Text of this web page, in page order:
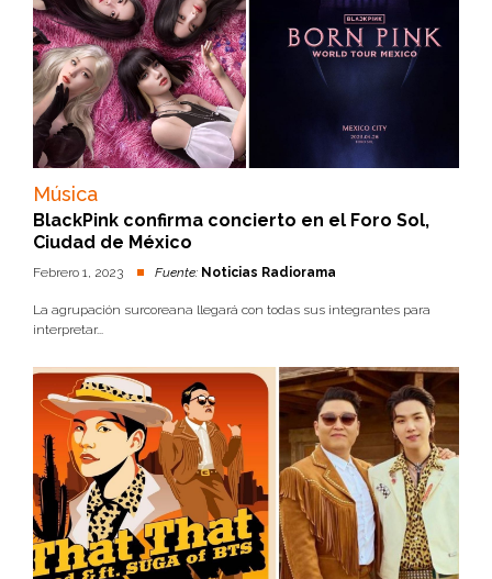
Música
BlackPink confirma concierto en el Foro Sol,
Ciudad de México
Febrero 1, 2023 Fuente: Noticias Radiorama
La agrupación surcoreana llegará con todas sus integrantes para
interpretar...